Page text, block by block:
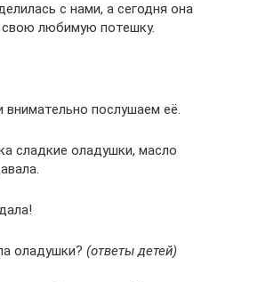
с нами, а сегодня она
свою любимую потешку.
послушаем её.
сладкие оладушки, масло
оладушки? (ответы детей)